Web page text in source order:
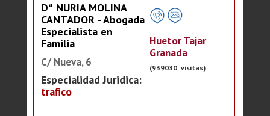
Dª NURIA MOLINA
CANTADOR - Abogada
Especialista en
Familia
C/ Nueva, 6
Especialidad Juridica:
trafico
Huetor Tajar
Granada
(939030 visitas)